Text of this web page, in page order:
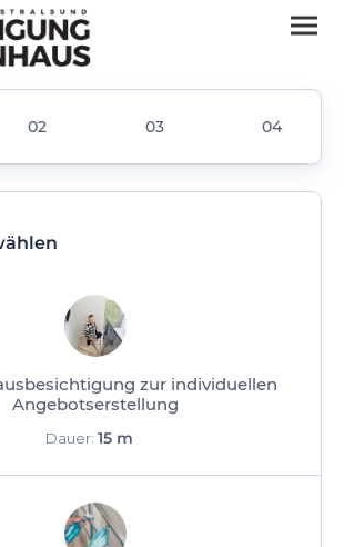
zur individuellen
Angebotserstellung
Dauer: 15 m